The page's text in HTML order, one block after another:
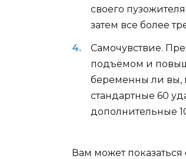
своего
затем все более
Самочувствие.
подъёмом и
беременны ли вы,
стандартные 60
дополнительные
Вам может